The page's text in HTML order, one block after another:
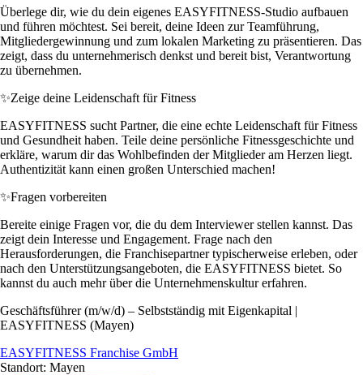
Überlege dir, wie du dein eigenes EASYFITNESS-Studio aufbauen
und führen möchtest. Sei bereit, deine Ideen zur Teamführung,
Mitgliedergewinnung und zum lokalen Marketing zu präsentieren. Das
zeigt, dass du unternehmerisch denkst und bereit bist, Verantwortung
zu übernehmen.
✨Zeige deine Leidenschaft für Fitness
EASYFITNESS sucht Partner, die eine echte Leidenschaft für Fitness
und Gesundheit haben. Teile deine persönliche Fitnessgeschichte und
erkläre, warum dir das Wohlbefinden der Mitglieder am Herzen liegt.
Authentizität kann einen großen Unterschied machen!
✨Fragen vorbereiten
Bereite einige Fragen vor, die du dem Interviewer stellen kannst. Das
zeigt dein Interesse und Engagement. Frage nach den
Herausforderungen, die Franchisepartner typischerweise erleben, oder
nach den Unterstützungsangeboten, die EASYFITNESS bietet. So
kannst du auch mehr über die Unternehmenskultur erfahren.
Geschäftsführer (m/w/d) – Selbstständig mit Eigenkapital |
EASYFITNESS (Mayen)
EASYFITNESS Franchise GmbH
Standort: Mayen